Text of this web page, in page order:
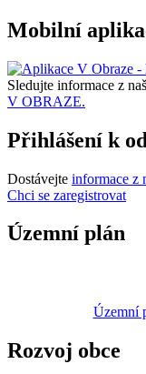
Mobilní
Sledujte informace z
V OBRAZE.
Přihlášení k
Dostávejte informace z
Chci se zaregistrovat
Územní plán
Územní
Rozvoj obce